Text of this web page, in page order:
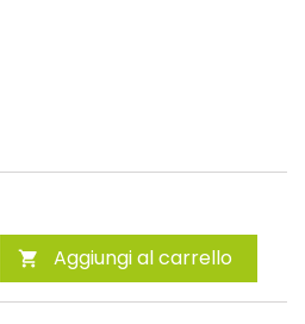
 Aggiungi al carrello